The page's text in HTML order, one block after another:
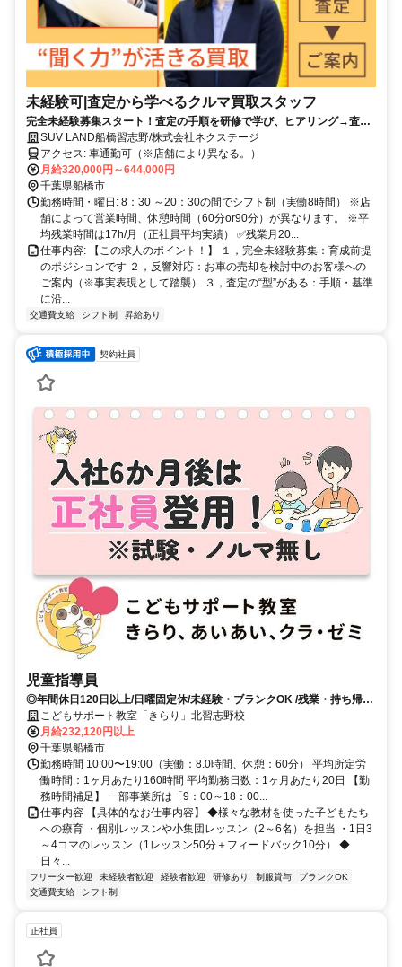
未経験可|査定から学べるクルマ買取スタッフ
完全未経験募集スタート！査定の手順を研修で学び、ヒアリング→査定
→価格提示を段階的に習得できます。
SUV LAND船橋習志野/株式会社ネクステージ
アクセス: 車通勤可（※店舗により異なる。）
月給320,000円～644,000円
千葉県船橋市
勤務時間・曜日: 8：30 ～20：30の間でシフト制（実働8時間） ※店
舗によって営業時間、休憩時間（60分or90分）が異なります。 ※平
均残業時間は17h/月（正社員平均実績） ✅残業月20...
仕事内容: 【この求人のポイント！】 １，完全未経験募集：育成前提
のポジションです ２，反響対応：お車の売却を検討中のお客様への
ご案内（※事実表現として踏襲） ３，査定の“型”がある：手順・基準
に沿...
交通費支給 シフト制 昇給あり
契約社員
児童指導員
◎年間休日120日以上/日曜固定休/未経験・ブランクOK /残業・持ち帰り
仕事ナシ◇充実した研修であなたのスキルアップをしっかりサポートし
ます
こどもサポート教室「きらり」北習志野校
月給232,120円以上
千葉県船橋市
勤務時間 10:00〜19:00（実働：8.0時間、休憩：60分） 平均所定労
働時間：1ヶ月あたり160時間 平均勤務日数：1ヶ月あたり20日 【勤
務時間補足】 一部事業所は「9：00～18：00...
仕事内容 【具体的なお仕事内容】 ◆様々な教材を使った子どもたち
への療育 ・個別レッスンや小集団レッスン（2～6名）を担当 ・1日3
～4コマのレッスン（1レッスン50分＋フィードバック10分） ◆
日々...
フリーター歓迎 未経験者歓迎 経験者歓迎 研修あり 制服貸与
ブランクOK
交通費支給
シフト制
正社員